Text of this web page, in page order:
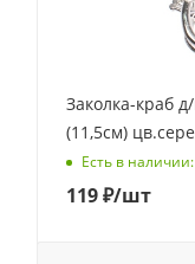
Заколка-краб
(11,5см)
Есть в
119₽/шт